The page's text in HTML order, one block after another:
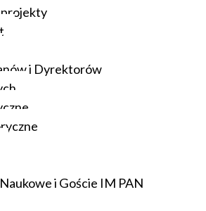
i Dyrektorów
i Goście IM PAN